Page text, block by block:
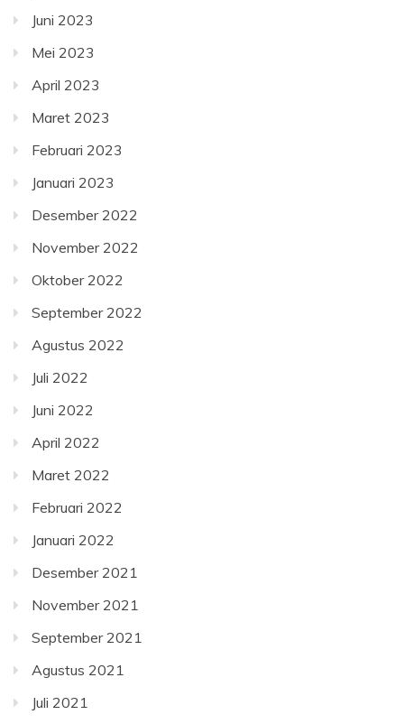
Juni 2023
Mei 2023
April 2023
Maret 2023
Februari 2023
Januari 2023
Desember 2022
November 2022
Oktober 2022
September 2022
Agustus 2022
Juli 2022
Juni 2022
April 2022
Maret 2022
Februari 2022
Januari 2022
Desember 2021
November 2021
September 2021
Agustus 2021
Juli 2021